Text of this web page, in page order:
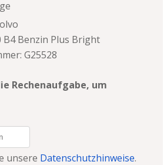
B4 Benzin Plus Bright
G25528
Rechenaufgabe, um
unsere Datenschutzhinweise.